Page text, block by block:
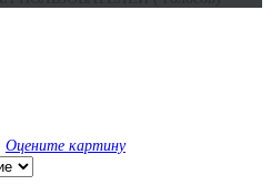
Оцените картину